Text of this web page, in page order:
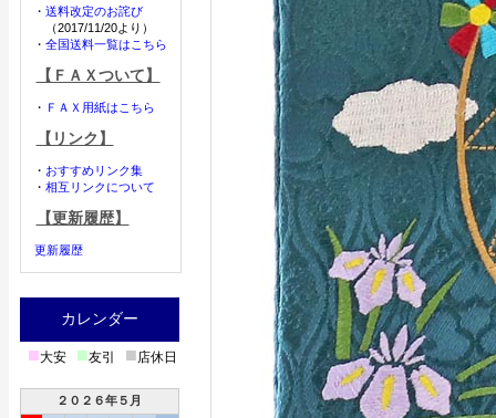
・ 送料改定のお詫び
（2017/11/20より）
・ 全国送料一覧はこちら
【ＦＡＸついて】
・ ＦＡＸ用紙はこちら
【リンク】
・ おすすめリンク集
・ 相互リンクについて
【更新履歴】
更新履歴
カレンダー
■大安 ■友引 ■店休日
２０２６年５月